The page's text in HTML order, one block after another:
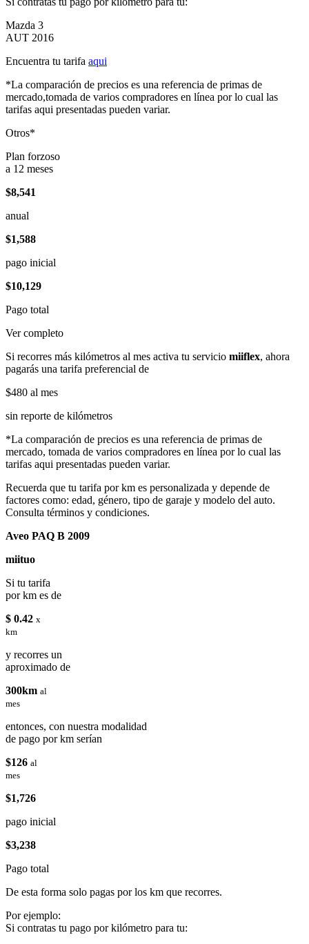
Mazda 3
AUT 2016
Encuentra tu tarifa aqui
*La comparación de precios es una referencia de primas de
mercado,tomada de varios compradores en línea por lo cual las
tarifas aqui presentadas pueden variar.
Otros*
Plan forzoso
a 12 meses
$8,541
anual
$1,588
pago inicial
$10,129
Pago total
Ver completo
Si recorres más kilómetros al mes activa tu servicio miiflex, ahora
pagarás una tarifa preferencial de
$480 al mes
sin reporte de kilómetros
*La comparación de precios es una referencia de primas de
mercado, tomada de varios compradores en línea por lo cual las
tarifas aqui presentadas pueden variar.
Recuerda que tu tarifa por km es personalizada y depende de
factores como: edad, género, tipo de garaje y modelo del auto.
Consulta términos y condiciones.
Aveo PAQ B 2009
miituo
Si tu tarifa
por km es de
$ 0.42 x
km
y recorres un
aproximado de
300km al
mes
entonces, con nuestra modalidad
de pago por km serían
$126 al
mes
$1,726
pago inicial
$3,238
Pago total
De esta forma solo pagas por los km que recorres.
Por ejemplo:
Si contratas tu pago por kilómetro para tu: